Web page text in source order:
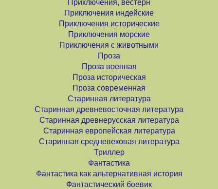
Приключения, вестерн
Приключения индейские
Приключения исторические
Приключения морские
Приключения с животными
Проза
Проза военная
Проза историческая
Проза современная
Старинная литература
Старинная древневосточная литература
Старинная древнерусская литература
Старинная европейская литература
Старинная средневековая литература
Триллер
Фантастика
Фантастика как альтернативная история
Фантастический боевик